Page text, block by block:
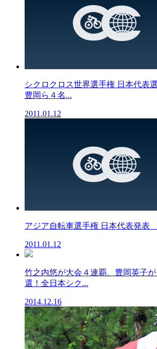
シクロクロス世界選手権 日本代表
豊岡ら４名...
2011.01.12
アジア自転車選手権 日本代表発表
2011.01.12
竹之内悠が大会４連覇、豊岡英子
還！全日本シク...
2014.12.16